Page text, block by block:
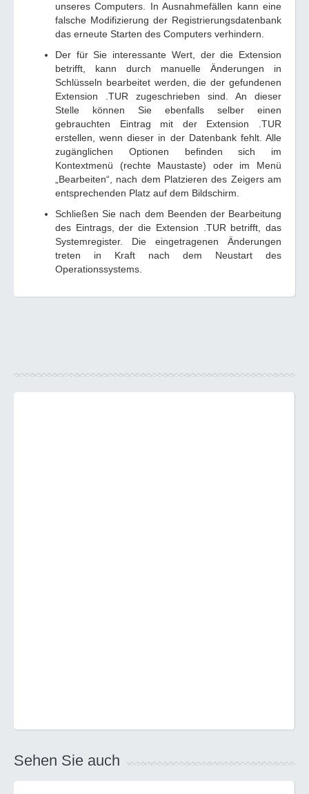
unseres Computers. In Ausnahmefällen kann eine
falsche Modifizierung der Registrierungsdatenbank
das erneute Starten des Computers verhindern.
Der für Sie interessante Wert, der die Extension
betrifft, kann durch manuelle Änderungen in
Schlüsseln bearbeitet werden, die der gefundenen
Extension .TUR zugeschrieben sind. An dieser
Stelle können Sie ebenfalls selber einen
gebrauchten Eintrag mit der Extension .TUR
erstellen, wenn dieser in der Datenbank fehlt. Alle
zugänglichen Optionen befinden sich im
Kontextmenü (rechte Maustaste) oder im Menü
„Bearbeiten“, nach dem Platzieren des Zeigers am
entsprechenden Platz auf dem Bildschirm.
Schließen Sie nach dem Beenden der Bearbeitung
des Eintrags, der die Extension .TUR betrifft, das
Systemregister. Die eingetragenen Änderungen
treten in Kraft nach dem Neustart des
Operationssystems.
Sehen Sie auch